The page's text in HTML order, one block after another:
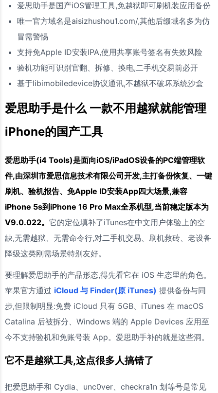
爱思助手是国产iOS管理工具,免越狱即可刷机装应用备份
唯一官方域名是aisizhushou1.com/,其他后缀域名多为仿
冒需警惕
支持免Apple ID安装IPA,使用共享账号签名有失效风险
验机功能可识别官翻、拆修、换电,二手机交易前必开
基于libimobiledevice协议通讯,不越狱不破坏系统沙盒
爱思助手是什么 一款不用越狱就能管理
iPhone的国产工具
爱思助手(i4 Tools)是面向iOS/iPadOS设备的PC端管理软
件,由深圳市爱思信息技术有限公司开发,主打备份恢复、一键
刷机、验机报告、免Apple ID安装App四大场景,兼容
iPhone 5s到iPhone 16 Pro Max全系机型,当前稳定版本为
V9.0.022。 它的定位填补了iTunes在中文用户体验上的空
缺,无需越狱、无需命令行,对二手机交易、刷机救砖、老设备
降级这类刚需场景特别友好。
要理解爱思助手的产品形态,得先看它在 iOS 生态里的角色。
苹果官方通过 iCloud 与 Finder(原 iTunes) 提供备份与同
步,但限制明显:免费 iCloud 只有 5GB、iTunes 在 macOS
Catalina 后被拆分、Windows 端的 Apple Devices 应用至
今不支持验机和免账号装 App。爱思助手补的就是这些洞。
它不是越狱工具,这点很多人搞错了
把爱思助手和 Cydia、unc0ver、checkra1n 划等号是常见